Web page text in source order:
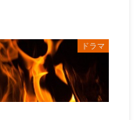
ドラマ